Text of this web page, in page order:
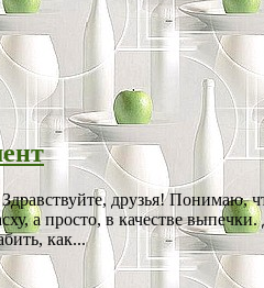
друзья! Понимаю,
а просто, в качестве
как...